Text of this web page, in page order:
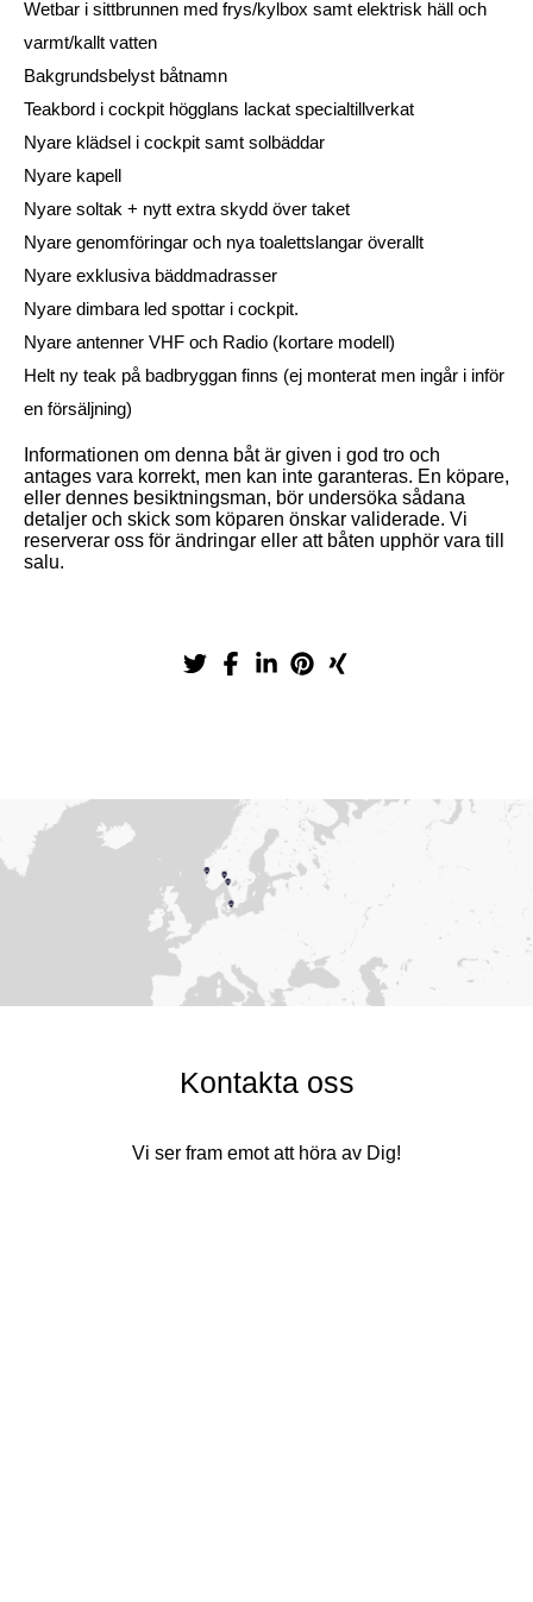
Wetbar i sittbrunnen med frys/kylbox samt elektrisk häll och
varmt/kallt vatten
Bakgrundsbelyst båtnamn
Teakbord i cockpit högglans lackat specialtillverkat
Nyare klädsel i cockpit samt solbäddar
Nyare kapell
Nyare soltak + nytt extra skydd över taket
Nyare genomföringar och nya toalettslangar överallt
Nyare exklusiva bäddmadrasser
Nyare dimbara led spottar i cockpit.
Nyare antenner VHF och Radio (kortare modell)
Helt ny teak på badbryggan finns (ej monterat men ingår i inför
en försäljning)
Informationen om denna båt är given i god tro och
antages vara korrekt, men kan inte garanteras. En köpare,
eller dennes besiktningsman, bör undersöka sådana
detaljer och skick som köparen önskar validerade. Vi
reserverar oss för ändringar eller att båten upphör vara till
salu.
Kontakta oss
Vi ser fram emot att höra av Dig!